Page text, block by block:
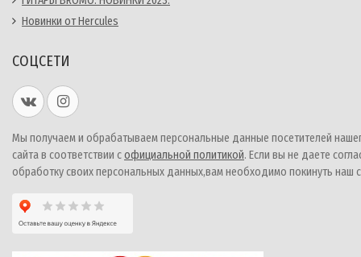
Новинки от Hercules
СОЦСЕТИ
Мы получаем и обрабатываем персональные данные посетителей
сайта в соответствии софициальной политикой. Если вы не даете
обработку своих персональных данных,вам необходимо покинуть наш